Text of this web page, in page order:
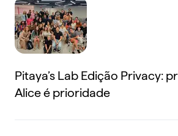
Pitaya’s Lab Edição Privacy:
Alice é prioridade